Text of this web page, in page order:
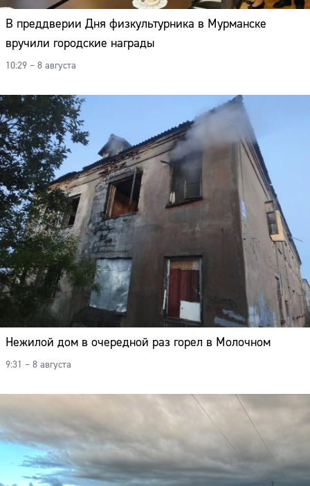
В преддверии Дня физкультурника в Мурманске
вручили городские награды
10:29 – 8 августа
Нежилой дом в очередной раз горел в Молочном
9:31 – 8 августа
Сайт: